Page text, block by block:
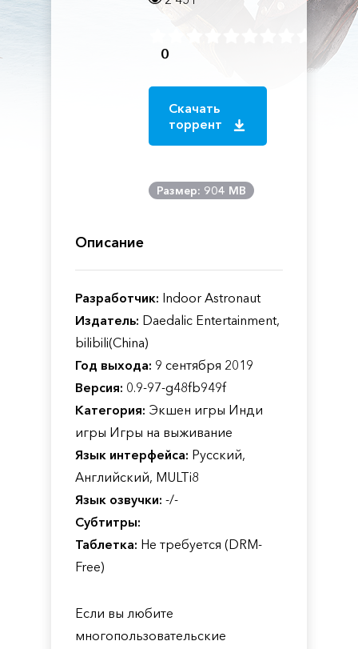
0
Скачать
торрент
Размер: 904 MB
Описание
Разработчик: Indoor Astronaut
Издатель: Daedalic Entertainment,
bilibili(China)
Год выхода: 9 сентября 2019
Версия: 0.9-97-g48fb949f
Категория: Экшен игры Инди
игры Игры на выживание
Язык интерфейса: Русский,
Английский, MULTi8
Язык озвучки: -/-
Субтитры:
Таблетка: Не требуется (DRM-
Free)
Если вы любите
многопользовательские